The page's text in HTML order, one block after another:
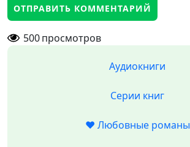
500просмотров
Аудиокниги
Серии книг
❤️ Любовные романы